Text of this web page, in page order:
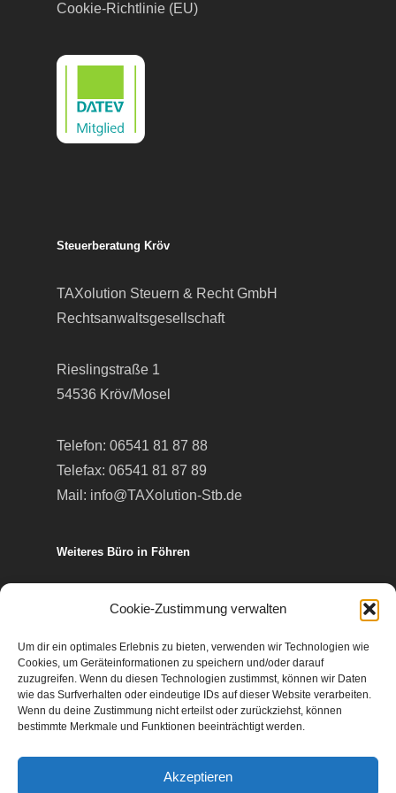
Cookie-Zustimmung verwalten
Um dir ein optimales Erlebnis zu bieten, verwenden wir Technologien wie
Cookies, um Geräteinformationen zu speichern und/oder darauf
zuzugreifen. Wenn du diesen Technologien zustimmst, können wir Daten
wie das Surfverhalten oder eindeutige IDs auf dieser Website verarbeiten.
Wenn du deine Zustimmung nicht erteilst oder zurückziehst, können
bestimmte Merkmale und Funktionen beeinträchtigt werden.
Akzeptieren
Cookie-Richtlinie (EU)
Steuerberatung Kröv
TAXolution Steuern & Recht GmbH
Rechtsanwaltsgesellschaft
Rieslingstraße 1
54536 Kröv/Mosel
Telefon: 06541 81 87 88
Telefax: 06541 81 87 89
Mail: info@TAXolution-Stb.de
Weiteres Büro in Föhren
Telefon: 06502 99 95 80
Telefax: 06502 99 95 899
Mail:info@TAXolution-Stb.de